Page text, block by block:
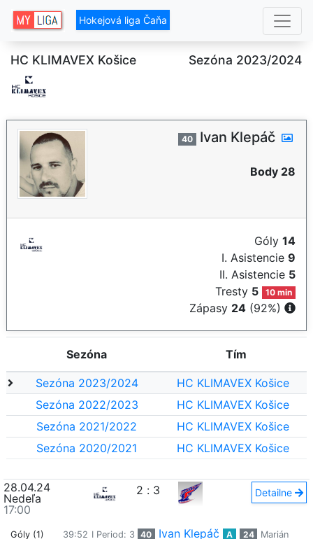
Hokejová liga Čaňa
HC KLIMAVEX Košice Sezóna 2023/2024
40 Ivan Klepáč
Body 28
Góly 14
I. Asistencie 9
II. Asistencie 5
Tresty 5 10 min
Zápasy 24 (92%)
Sezóna Tím
Sezóna 2023/2024
HC KLIMAVEX Košice
Sezóna 2022/2023
HC KLIMAVEX Košice
Sezóna 2021/2022
HC KLIMAVEX Košice
Sezóna 2020/2021
HC KLIMAVEX Košice
28.04.24
Nedeľa
17:00
2 : 3 Detailne
Góly (1) 39:52 I Period: 3 40 Ivan Klepáč A 24
Marián